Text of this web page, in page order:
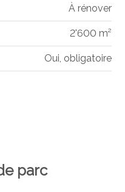
À rénover
2'600 m²
Oui, obligatoire
parc